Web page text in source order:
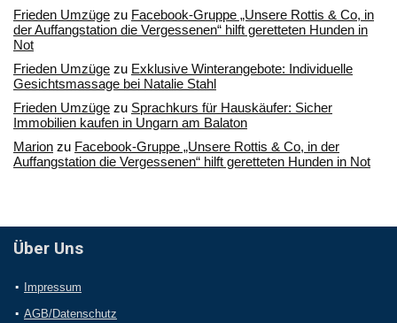
Frieden Umzüge zu Facebook-Gruppe „Unsere Rottis & Co, in
der Auffangstation die Vergessenen“ hilft geretteten Hunden in
Not
Frieden Umzüge zu Exklusive Winterangebote: Individuelle
Gesichtsmassage bei Natalie Stahl
Frieden Umzüge zu Sprachkurs für Hauskäufer: Sicher
Immobilien kaufen in Ungarn am Balaton
Marion zu Facebook-Gruppe „Unsere Rottis & Co, in der
Auffangstation die Vergessenen“ hilft geretteten Hunden in Not
Über Uns
Impressum
AGB/Datenschutz